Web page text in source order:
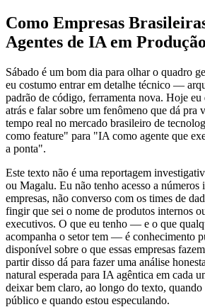
Como Empresas
Agentes de IA em Produção
Sábado é um bom dia para olhar o quadro
eu costumo entrar em detalhe técnico —
padrão de código, ferramenta nova. Hoje eu
atrás e falar sobre um fenômeno que dá pra
tempo real no mercado brasileiro de
como feature" para "IA como agente que
a ponta".
Este texto não é uma reportagem
ou Magalu. Eu não tenho acesso a números
empresas, não converso com os times de
fingir que sei o nome de produtos internos
executivos. O que eu tenho — e o que
acompanha o setor tem — é conhecimento
disponível sobre o que essas empresas
partir disso dá para fazer uma análise
natural esperada para IA agêntica em cada
deixar bem claro, ao longo do texto, quando
público e quando estou especulando.